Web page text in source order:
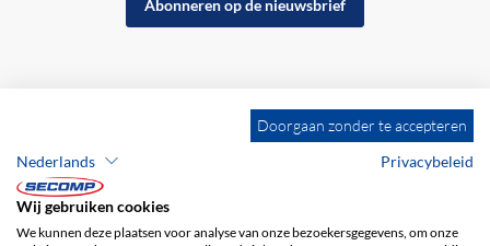
Abonneren op de nieuwsbrief
Doorgaan zonder te accepteren
Nederlands
Privacybeleid
Wij gebruiken cookies
We kunnen deze plaatsen voor analyse van onze bezoekersgegevens, om onze